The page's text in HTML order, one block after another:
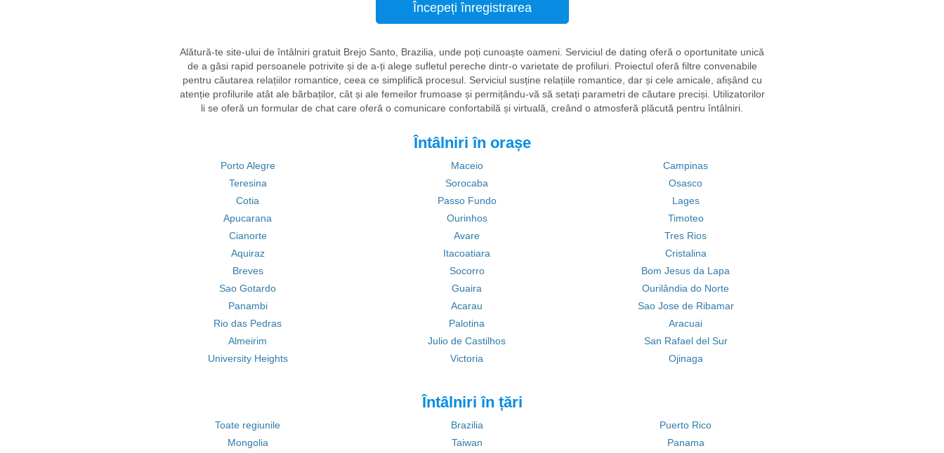
Începeți înregistrarea
Alătură-te site-ului de întâlniri gratuit Brejo Santo, Brazilia, unde poți cunoaște oameni. Serviciul de dating oferă o oportunitate unică
de a găsi rapid persoanele potrivite și de a-ți alege sufletul pereche dintr-o varietate de profiluri. Proiectul oferă filtre convenabile
pentru căutarea relațiilor romantice, ceea ce simplifică procesul. Serviciul susține relațiile romantice, dar și cele amicale, afișând cu
atenție profilurile atât ale bărbaților, cât și ale femeilor frumoase și permițându-vă să setați parametri de căutare preciși. Utilizatorilor
li se oferă un formular de chat care oferă o comunicare confortabilă și virtuală, creând o atmosferă plăcută pentru întâlniri.
Întâlniri în orașe
Porto Alegre Maceio
Campinas
Teresina
Sorocaba
Osasco
Cotia
Passo Fundo
Lages
Apucarana
Ourinhos
Timoteo
Cianorte
Avare
Tres Rios
Aquiraz
Itacoatiara
Cristalina
Breves
Socorro
Bom Jesus da Lapa
Sao Gotardo
Guaira
Ourilândia do Norte
Panambi
Acarau
Sao Jose de Ribamar
Rio das Pedras
Palotina
Aracuai
Almeirim
Julio de Castilhos
San Rafael del Sur
University Heights
Victoria Ojinaga
Întâlniri în țări
Toate regiunile Brazilia
Puerto Rico
Mongolia
Taiwan Panama